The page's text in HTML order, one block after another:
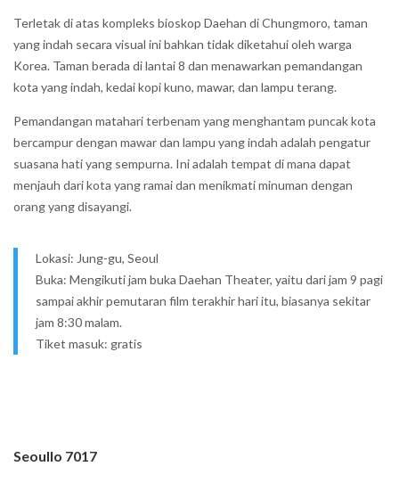
Terletak di atas kompleks bioskop Daehan di Chungmoro, taman
yang indah secara visual ini bahkan tidak diketahui oleh warga
Korea. Taman berada di lantai 8 dan menawarkan pemandangan
kota yang indah, kedai kopi kuno, mawar, dan lampu terang.
Pemandangan matahari terbenam yang menghantam puncak kota
bercampur dengan mawar dan lampu yang indah adalah pengatur
suasana hati yang sempurna. Ini adalah tempat di mana dapat
menjauh dari kota yang ramai dan menikmati minuman dengan
orang yang disayangi.
Lokasi: Jung-gu, Seoul
Buka: Mengikuti jam buka Daehan Theater, yaitu dari jam 9 pagi
sampai akhir pemutaran film terakhir hari itu, biasanya sekitar
jam 8:30 malam.
Tiket masuk: gratis
Seoullo 7017